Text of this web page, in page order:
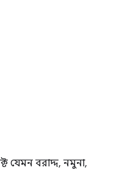
যেমন বরাদ্দ, নমুনা,